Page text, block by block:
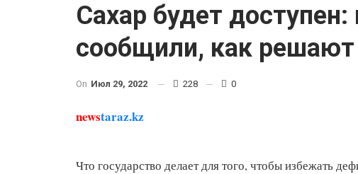
Сахар будет
сообщили, как
On Июл 29, 2022 228 0
newstaraz.kz
Что государство делает для того, чтобы избежать